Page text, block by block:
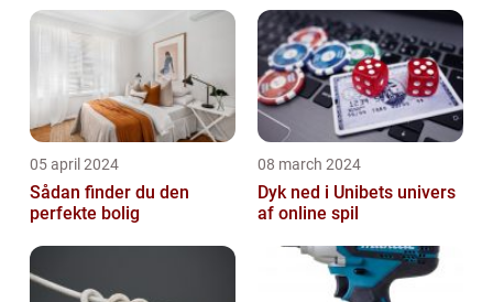
05 april 2024
Sådan finder du den
perfekte bolig
08 march 2024
Dyk ned i Unibets univers
af online spil